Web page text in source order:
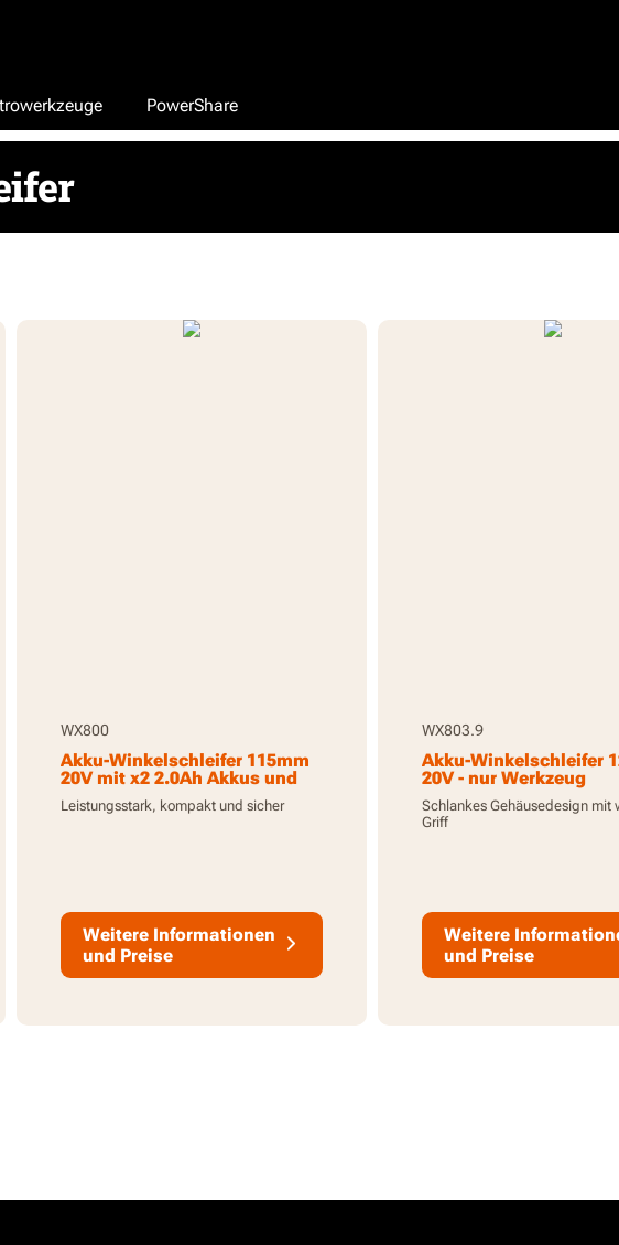
PowerShare
WX800
Akku-Winkelschleifer 115mm
20V mit x2 2.0Ah Akkus und
Ladegerät
Leistungsstark, kompakt und sicher
Weitere Informationen
und Preise
WX803.9
Akku-Winkelschleifer
20V - nur Werkzeug
Schlankes Gehäusedesign mit
Griff
Weitere
und Preise